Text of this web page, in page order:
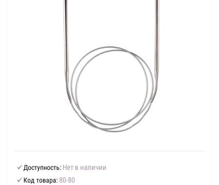
Доступность: Нет в наличии
Код товара: 80-80